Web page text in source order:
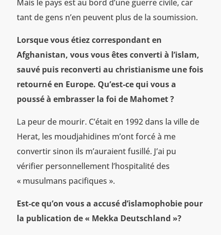
Mais le pays est au bord d’une guerre civile, car
tant de gens n’en peuvent plus de la soumission.
Lorsque vous étiez correspondant en
Afghanistan, vous vous êtes converti à l’islam,
sauvé puis reconverti au christianisme une fois
retourné en Europe. Qu’est-ce qui vous a
poussé à embrasser la foi de Mahomet ?
La peur de mourir. C’était en 1992 dans la ville de
Herat, les moudjahidines m’ont forcé à me
convertir sinon ils m’auraient fusillé. J’ai pu
vérifier personnellement l’hospitalité des
« musulmans pacifiques ».
Est-ce qu’on vous a accusé d’islamophobie pour
la publication de « Mekka Deutschland »?